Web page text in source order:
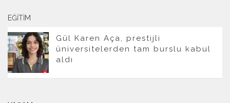
EĞITIM
Gül Karen Aça, prestijli
üniversitelerden tam burslu kabul
aldı